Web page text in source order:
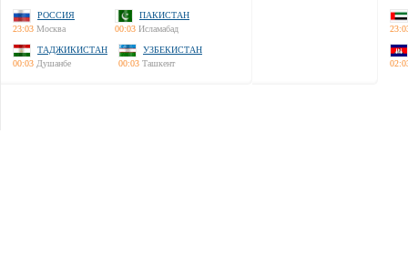
РОССИЯ
23:03 Москва
ПАКИСТАН
00:03 Исламабад
ТАДЖИКИСТАН
00:03 Душанбе
УЗБЕКИСТАН
00:03 Ташкент